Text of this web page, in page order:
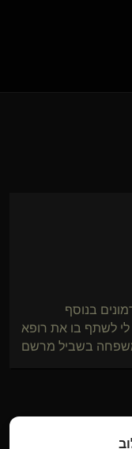
בנוסף
לשתף בו את רופא
בשביל מרשם
הרי ביולוגית אני
ובנוסף - דוקטור